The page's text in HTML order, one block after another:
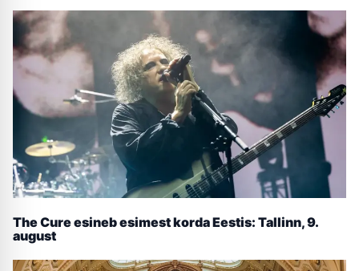
The Cure esineb esimest korda Eestis: Tallinn, 9.
august